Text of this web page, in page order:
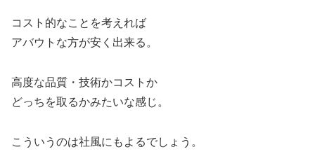
コスト的なことを考えれば
アバウトな方が安く出来る。
高度な品質・技術かコストか
どっちを取るかみたいな感じ。
こういうのは社風にもよるでしょう。